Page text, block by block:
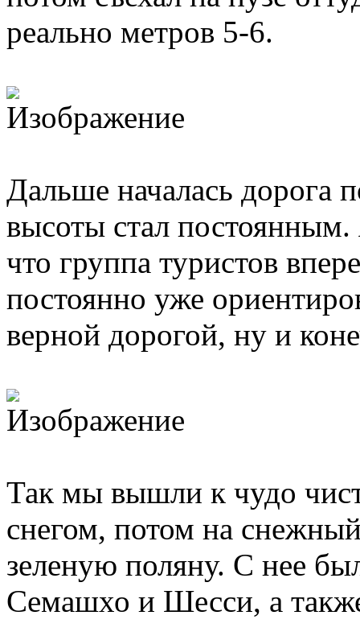
реально метров 5-6.
Дальше началась дорога
высоты стал
что группа туристов
постоянно уже
верной дорогой, ну и
Так мы вышли к чудо
снегом, потом на
зеленую поляну. С нее
Семашхо и Шесси, а